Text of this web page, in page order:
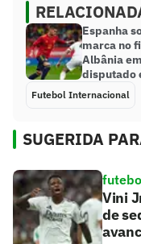
Espanha
marca no
Albânia
disputado
Futebol Internacional
SUGERIDA
Vini
de